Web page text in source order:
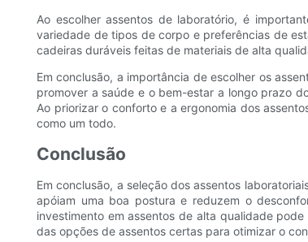
Ao escolher assentos de laboratório, é
variedade de tipos de corpo e preferências de
cadeiras duráveis ​​feitas de materiais de alta
Em conclusão, a importância de escolher os
promover a saúde e o bem-estar a longo prazo
Ao priorizar o conforto e a ergonomia dos
como um todo.
Conclusão
Em conclusão, a seleção dos assentos
apóiam uma boa postura e reduzem o
investimento em assentos de alta qualidade
das opções de assentos certas para otimizar o